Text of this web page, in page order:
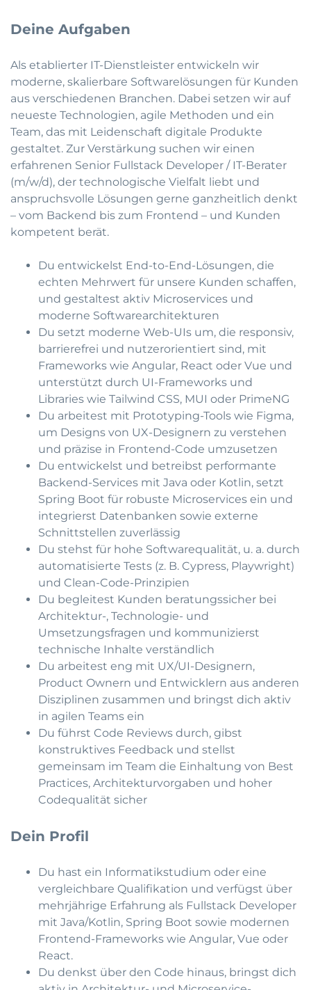
Deine Aufgaben
Als etablierter IT-Dienstleister entwickeln wir
moderne, skalierbare Softwarelösungen für Kunden
aus verschiedenen Branchen. Dabei setzen wir auf
neueste Technologien, agile Methoden und ein
Team, das mit Leidenschaft digitale Produkte
gestaltet. Zur Verstärkung suchen wir einen
erfahrenen Senior Fullstack Developer / IT-Berater
(m/w/d), der technologische Vielfalt liebt und
anspruchsvolle Lösungen gerne ganzheitlich denkt
– vom Backend bis zum Frontend – und Kunden
kompetent berät.
Du entwickelst End-to-End-Lösungen, die
echten Mehrwert für unsere Kunden schaffen,
und gestaltest aktiv Microservices und
moderne Softwarearchitekturen
Du setzt moderne Web-UIs um, die responsiv,
barrierefrei und nutzerorientiert sind, mit
Frameworks wie Angular, React oder Vue und
unterstützt durch UI-Frameworks und
Libraries wie Tailwind CSS, MUI oder PrimeNG
Du arbeitest mit Prototyping-Tools wie Figma,
um Designs von UX-Designern zu verstehen
und präzise in Frontend-Code umzusetzen
Du entwickelst und betreibst performante
Backend-Services mit Java oder Kotlin, setzt
Spring Boot für robuste Microservices ein und
integrierst Datenbanken sowie externe
Schnittstellen zuverlässig
Du stehst für hohe Softwarequalität, u. a. durch
automatisierte Tests (z. B. Cypress, Playwright)
und Clean-Code-Prinzipien
Du begleitest Kunden beratungssicher bei
Architektur-, Technologie- und
Umsetzungsfragen und kommunizierst
technische Inhalte verständlich
Du arbeitest eng mit UX/UI-Designern,
Product Ownern und Entwicklern aus anderen
Disziplinen zusammen und bringst dich aktiv
in agilen Teams ein
Du führst Code Reviews durch, gibst
konstruktives Feedback und stellst
gemeinsam im Team die Einhaltung von Best
Practices, Architekturvorgaben und hoher
Codequalität sicher
Dein Profil
Du hast ein Informatikstudium oder eine
vergleichbare Qualifikation und verfügst über
mehrjährige Erfahrung als Fullstack Developer
mit Java/Kotlin, Spring Boot sowie modernen
Frontend-Frameworks wie Angular, Vue oder
React.
Du denkst über den Code hinaus, bringst dich